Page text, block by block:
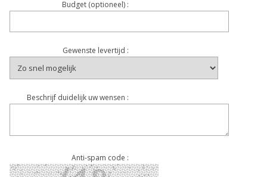
Budget (optioneel) :
Gewenste levertijd :
Beschrijf duidelijk uw wensen :
Anti-spam code :